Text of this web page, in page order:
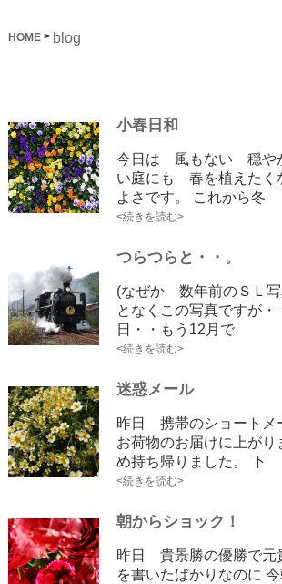
HOME> blog
小春日和
今日は 風もない 穏や
い庭にも 春を植えた
よさです。 これから冬
<続きを読む>
つらつらと・・。
(なぜか 数年前のＳＬ写
となくこの写真ですが・
日・・もう12月で
<続きを読む>
迷惑メール
昨日 携帯のショートメ
お荷物のお届けに上がり
め持ち帰りました。 下
<続きを読む>
朝からショック！
昨日 貴景勝の優勝で元
を書いたばかりなのに